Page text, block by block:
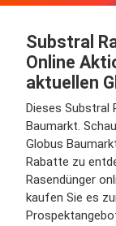
Substral
Online
aktuellen
Dieses Substral
Baumarkt.
Globus
Rabatte zu
Rasendünger
kaufen Sie es